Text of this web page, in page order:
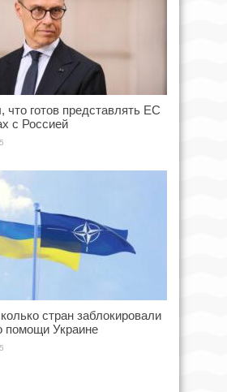
что готов представлять ЕС
с Россией
стран заблокировали
помощи Украине